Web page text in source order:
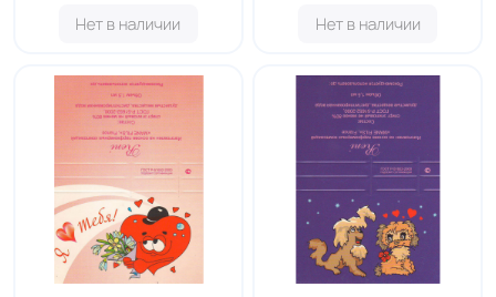
Нет в наличии
Нет в наличии